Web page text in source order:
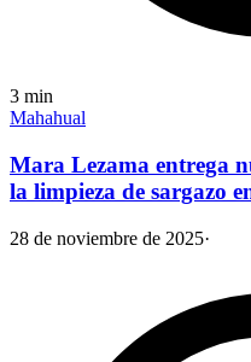
3 min
Mahahual
Mara Lezama entrega
la limpieza de sargazo
28 de noviembre de 2025·